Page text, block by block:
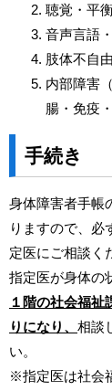
聴覚・平
音声言語
肢体不自由
内部障害
腸・免疫
手続き
身体障害者手帳
りますので、必
定医にご相談く
指定医が身体の
１階の社会福祉
りになり、 相談
い。
※指定医は社会